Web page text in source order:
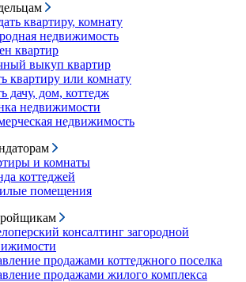
квартиру, комнату
недвижимость
квартир
выкуп квартир
квартиру или комнату
дачу, дом, коттедж
недвижимости
недвижимость
и комнаты
коттеджей
помещения
консалтинг загородной
продажами коттеджного поселка
продажами жилого комплекса